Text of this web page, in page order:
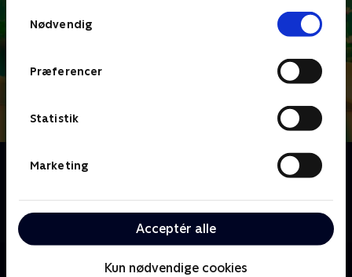
Nødvendig
Præferencer
Statistik
Marketing
Acceptér alle
Kun nødvendige cookies
Om Antiks
De to myrer, Joey og Boo, begiver sig ud på fjollede
optimister, selvom tingene sjældent går deres vej.